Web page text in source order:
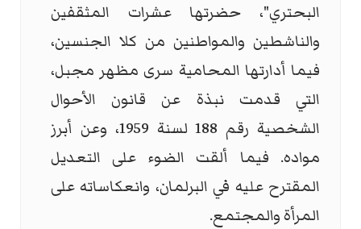
البحتري"، حضرتها عشرات المثقفين
والناشطين والمواطنين من كلا الجنسين،
فيما أدارتها المحامية سرى مظهر مجبل،
التي قدمت نبذة عن قانون الأحوال
الشخصية رقم 188 لسنة 1959، وعن أبرز
مواده. فيما ألقت الضوء على التعديل
المقترح عليه في البرلمان، وانعكاساته على
المرأة والمجتمع.